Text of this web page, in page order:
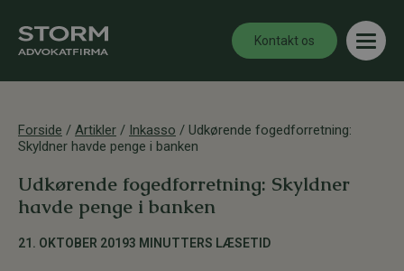
Kontakt os
Forside / Artikler / Inkasso / Udkørende fogedforretning:
Skyldner havde penge i banken
Udkørende fogedforretning: Skyldner
havde penge i banken
21. OKTOBER 20193 MINUTTERS LÆSETID